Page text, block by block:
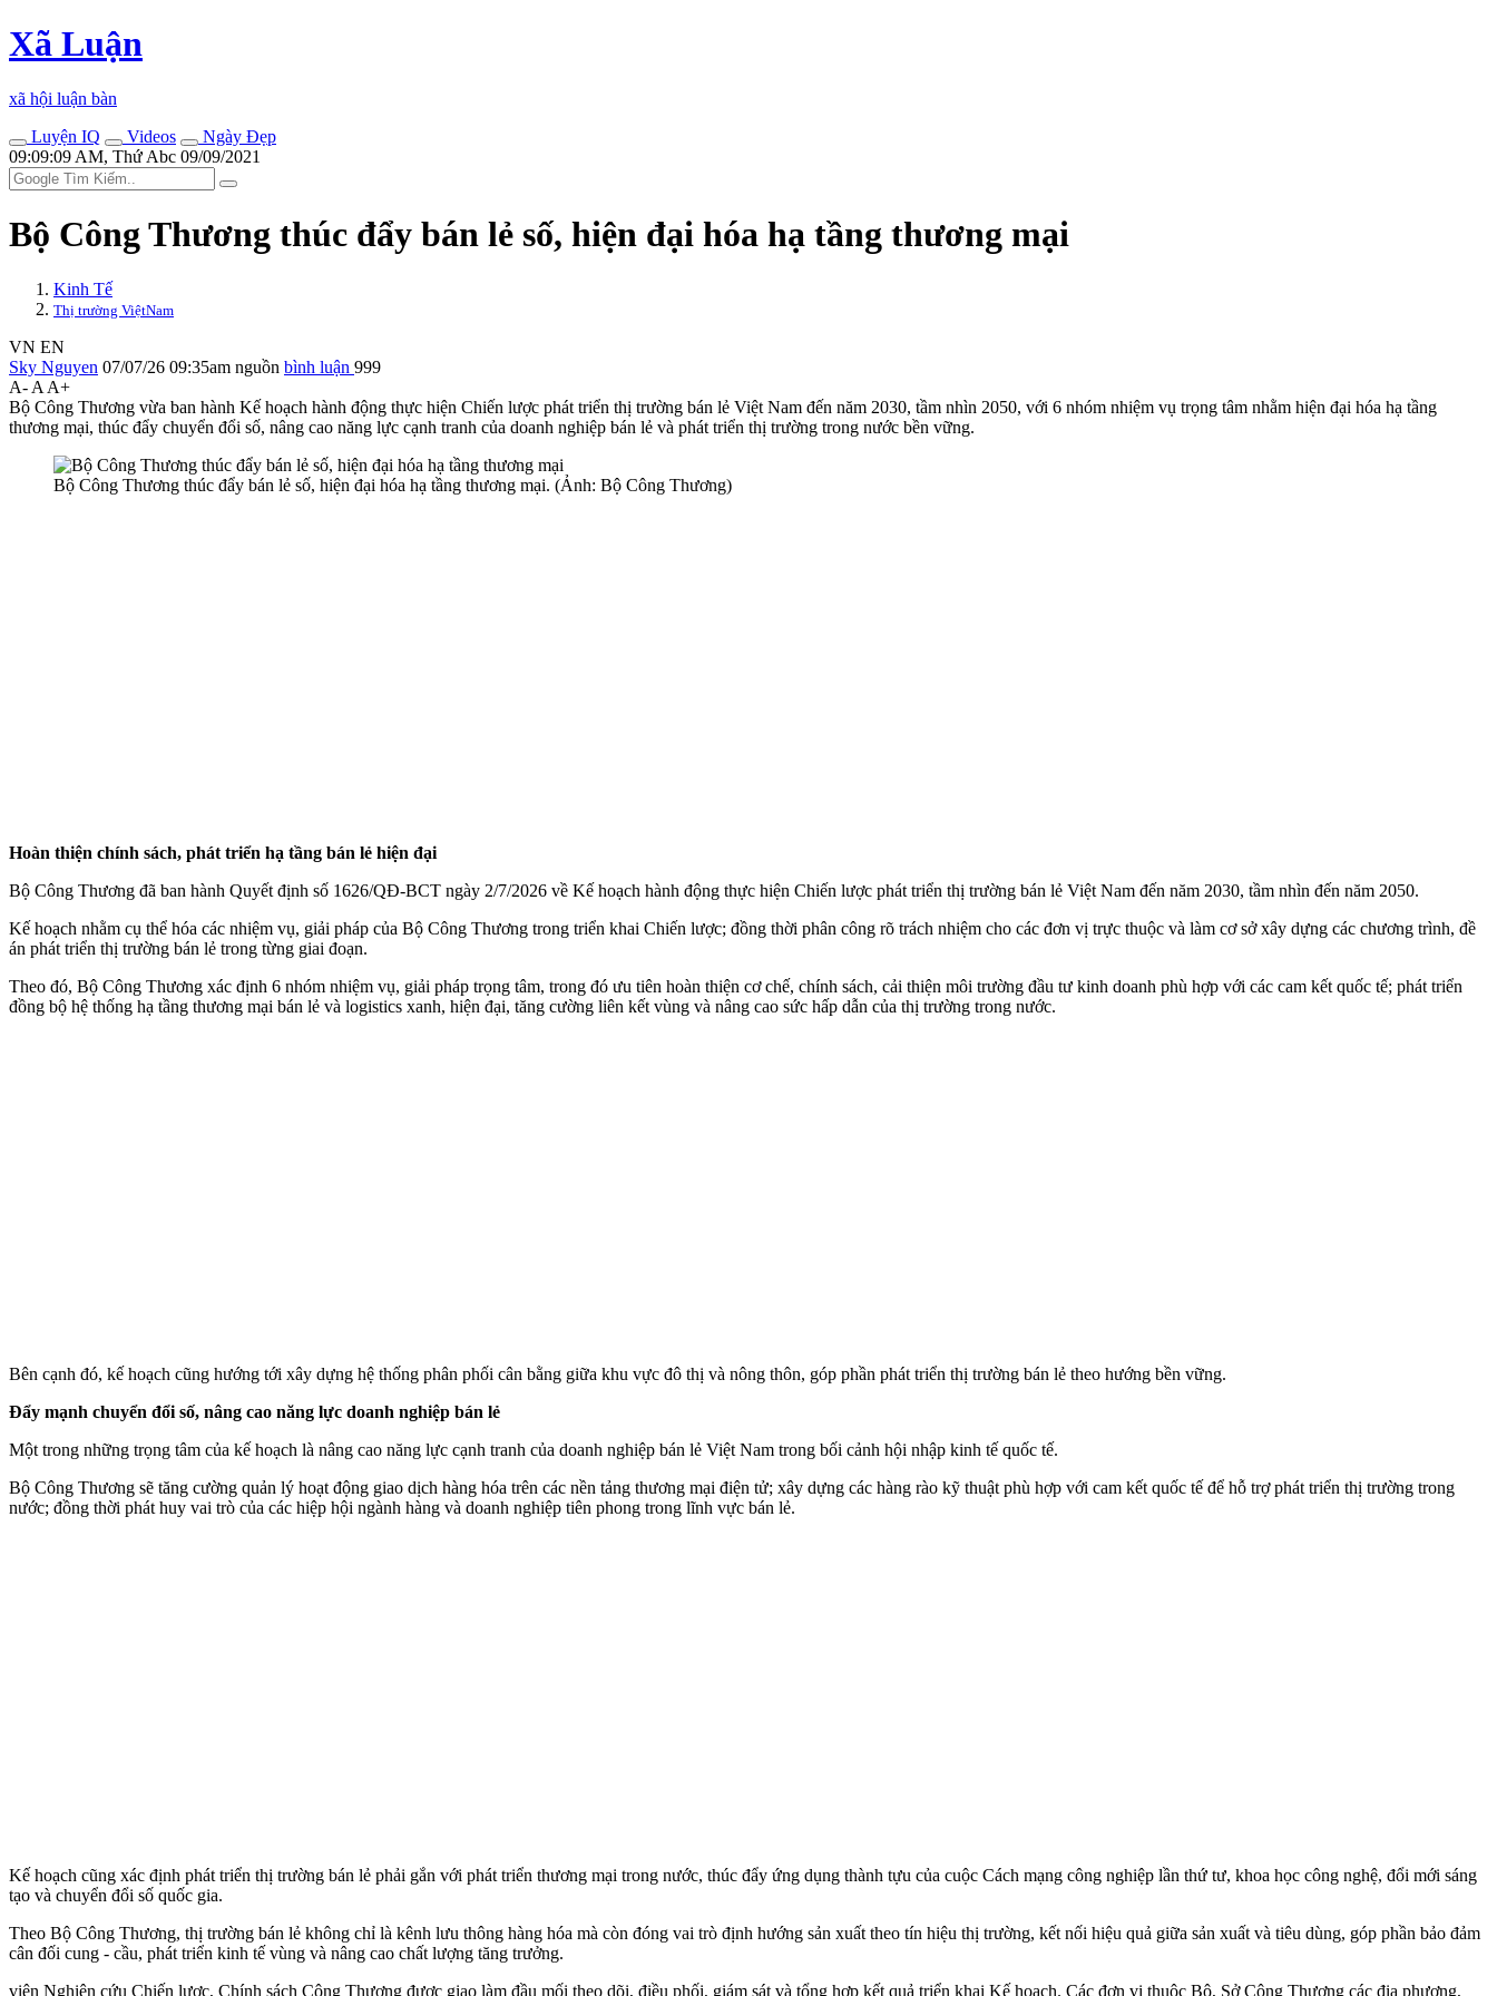
Xã Luận
xã hội luận bàn
Luyện IQ
Videos
Ngày Đẹp
09:09:09 AM, Thứ Abc 09/09/2021
Bộ Công Thương thúc đẩy bán lẻ số, hiện đại hóa hạ tầng thương mại
Kinh Tế
Thị trường ViệtNam
VN EN
Sky Nguyen 07/07/26 09:35am nguồn bình luận 999
A- A A+
Bộ Công Thương vừa ban hành Kế hoạch hành động thực hiện Chiến lược phát triển thị trường bán lẻ Việt Nam đến năm 2030, tầm nhìn 2050, với 6 nhóm nhiệm vụ trọng tâm nhằm hiện đại hóa hạ tầng
thương mại, thúc đẩy chuyển đổi số, nâng cao năng lực cạnh tranh của doanh nghiệp bán lẻ và phát triển thị trường trong nước bền vững.
Bộ Công Thương thúc đẩy bán lẻ số, hiện đại hóa hạ tầng thương mại. (Ảnh: Bộ Công Thương)
Hoàn thiện chính sách, phát triển hạ tầng bán lẻ hiện đại
Bộ Công Thương đã ban hành Quyết định số 1626/QĐ-BCT ngày 2/7/2026 về Kế hoạch hành động thực hiện Chiến lược phát triển thị trường bán lẻ Việt Nam đến năm 2030, tầm nhìn đến năm 2050.
Kế hoạch nhằm cụ thể hóa các nhiệm vụ, giải pháp của Bộ Công Thương trong triển khai Chiến lược; đồng thời phân công rõ trách nhiệm cho các đơn vị trực thuộc và làm cơ sở xây dựng các chương trình, đề
án phát triển thị trường bán lẻ trong từng giai đoạn.
Theo đó, Bộ Công Thương xác định 6 nhóm nhiệm vụ, giải pháp trọng tâm, trong đó ưu tiên hoàn thiện cơ chế, chính sách, cải thiện môi trường đầu tư kinh doanh phù hợp với các cam kết quốc tế; phát triển
đồng bộ hệ thống hạ tầng thương mại bán lẻ và logistics xanh, hiện đại, tăng cường liên kết vùng và nâng cao sức hấp dẫn của thị trường trong nước.
Bên cạnh đó, kế hoạch cũng hướng tới xây dựng hệ thống phân phối cân bằng giữa khu vực đô thị và nông thôn, góp phần phát triển thị trường bán lẻ theo hướng bền vững.
Đẩy mạnh chuyển đổi số, nâng cao năng lực doanh nghiệp bán lẻ
Một trong những trọng tâm của kế hoạch là nâng cao năng lực cạnh tranh của doanh nghiệp bán lẻ Việt Nam trong bối cảnh hội nhập kinh tế quốc tế.
Bộ Công Thương sẽ tăng cường quản lý hoạt động giao dịch hàng hóa trên các nền tảng thương mại điện tử; xây dựng các hàng rào kỹ thuật phù hợp với cam kết quốc tế để hỗ trợ phát triển thị trường trong
nước; đồng thời phát huy vai trò của các hiệp hội ngành hàng và doanh nghiệp tiên phong trong lĩnh vực bán lẻ.
Kế hoạch cũng xác định phát triển thị trường bán lẻ phải gắn với phát triển thương mại trong nước, thúc đẩy ứng dụng thành tựu của cuộc Cách mạng công nghiệp lần thứ tư, khoa học công nghệ, đổi mới sáng
tạo và chuyển đổi số quốc gia.
Theo Bộ Công Thương, thị trường bán lẻ không chỉ là kênh lưu thông hàng hóa mà còn đóng vai trò định hướng sản xuất theo tín hiệu thị trường, kết nối hiệu quả giữa sản xuất và tiêu dùng, góp phần bảo đảm
cân đối cung - cầu, phát triển kinh tế vùng và nâng cao chất lượng tăng trưởng.
viện Nghiên cứu Chiến lược, Chính sách Công Thương được giao làm đầu mối theo dõi, điều phối, giám sát và tổng hợp kết quả triển khai Kế hoạch. Các đơn vị thuộc Bộ, Sở Công Thương các địa phương,